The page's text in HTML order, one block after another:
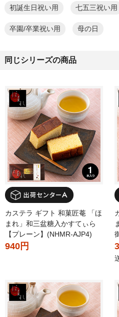
初誕生日祝い用 七五三祝い用
卒園/卒業祝い用 母の日
同じシリーズの商品
カステラ ギフト 和菓匠菴 「ほ
まれ」和三盆糖入かすてぃら
【プレーン】(NHMR-AJP4)
940円